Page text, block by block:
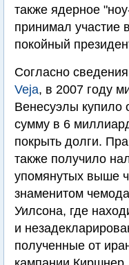
также ядерное
принимал участие
покойный
Согласно
Veja, в 2007 году
Венесуэлы купило
сумму в 6
покрыть долги.
также получило
упомянутых выше
знаменитом
Уилсона, где
и
полученные от